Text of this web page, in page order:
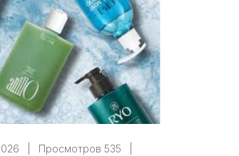
Просмотров 535